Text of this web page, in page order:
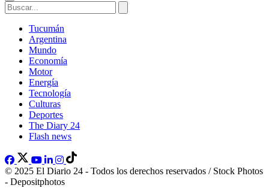
Tucumán
Argentina
Mundo
Economía
Motor
Energía
Tecnología
Culturas
Deportes
The Diary 24
Flash news
© 2025 El Diario 24 - Todos los derechos reservados / Stock Photos
- Depositphotos